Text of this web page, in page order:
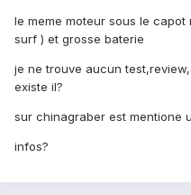
le meme moteur sous le
surf ) et grosse baterie
je ne trouve aucun
existe il?
sur chinagraber est mentione
infos?